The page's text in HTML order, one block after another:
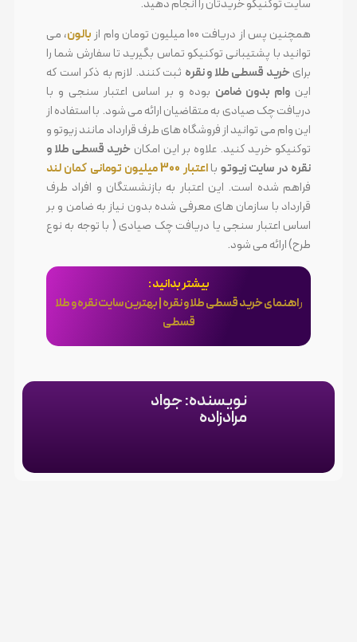
سایت توکنیکو خریدتان را انجام دهید.
همچنین پس از دریافت 100 میلیون تومان وام از
بالون، می
توانید با پشتیبانی توکنیکو تماس بگیرید تا سفارش شما را
برایخرید قسطی طلا و نقره ثبت کنند. لازم به ذکر است که
این وام بدون ضامن بوده و بر اساس اعتبار سنجی و با
دریافت چک صیادی به متقاضیان ارائه می شود. با استفاده از
این وام می توانید از فروشگاه های طرف قرارداد مانند زیوتو و
توکنیکو خرید کنید. علاوه بر این امکانخرید قسطی طلا و
نقره در سایت زیوتوبااعتبار 300 میلیون تومانی کمان لند
فراهم شده است. این اعتبار به بازنشستگان و افراد طرف
قرارداد با سازمان های معرفی شده بدون نیاز به ضامن و بر
اساس اعتبار سنجی یا دریافت چک صیادی ( با توجه به نوع
طرح) ارائه می شود.
بیشتر بدانید :
راهنمای خرید قسطی طلا و نقره | بهترین سایت نقره و طلا
قسطی
نویسنده: جواد
مرادزاده